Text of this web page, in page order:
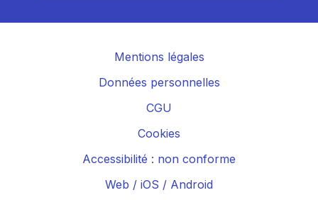
Mentions légales
Données personnelles
CGU
Cookies
Accessibilité : non conforme
Web / iOS / Android